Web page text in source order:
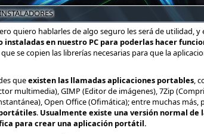
quiero hablarles de algo seguro les será de utilidad, y
en nuestro PC para poderlas hacer
se copien las librerías necesarias para que la
queexisten las llamadas aplicaciones portables,
multimedia), GIMP (Editor de imágenes), 7Zip
Open Office (Ofimática); entre muchas más,
. Usualmente existe una versión normal
para crear una aplicación portátil.